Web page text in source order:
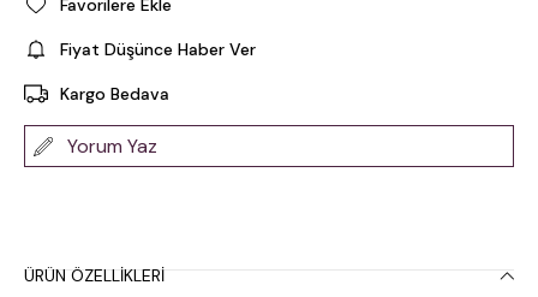
Favorilere Ekle
Fiyat Düşünce Haber Ver
Kargo Bedava
Yorum Yaz
ÜRÜN ÖZELLIKLERI